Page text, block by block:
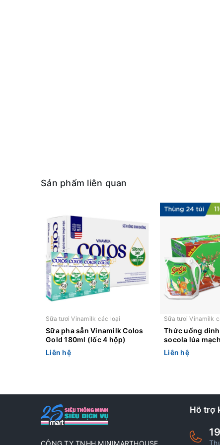
Sản phẩm liên quan
Sữa tươi Vinamilk các loại
Sữa pha sẵn Vinamilk Colos
Gold 180ml (lốc 4 hộp)
Liên hệ
Sữa tươi Vinamilk
Thức uống
socola lúa
SuSu túi 110ml
Liên hệ
CÔNG TY TNHH MINIMARTHOUSE
Hỗ trợ